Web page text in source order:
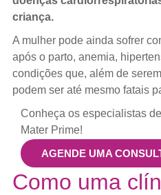
criança.
A mulher pode ainda sofrer
após o parto, anemia,
condições que, além de
podem ser até mesmo fatais
Conheça os especialistas
Mater Prime!
AGENDE UMA
Como uma